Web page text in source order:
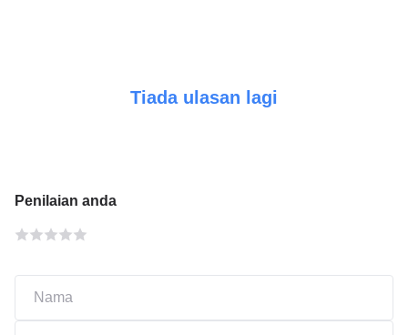
Tiada ulasan lagi
Penilaian anda